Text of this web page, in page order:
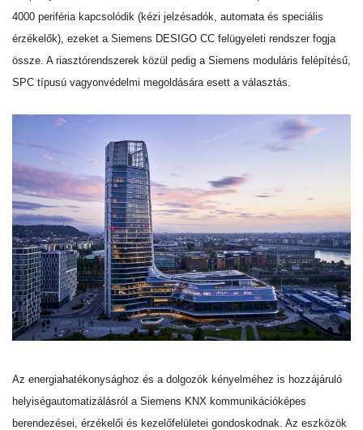
4000 periféria kapcsolódik (kézi jelzésadók, automata és speciális
érzékelők), ezeket a Siemens DESIGO CC felügyeleti rendszer fogja
össze. A riasztórendszerek közül pedig a Siemens moduláris felépítésű,
SPC típusú vagyonvédelmi megoldására esett a választás.
Az energiahatékonysághoz és a dolgozók kényelméhez is hozzájáruló
helyiségautomatizálásról a Siemens KNX kommunikációképes
berendezései, érzékelői és kezelőfelületei gondoskodnak. Az eszközök